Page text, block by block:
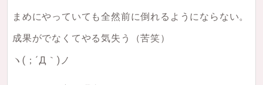
まめにやっていても全然前に倒れるようにならない。
成果がでなくてやる気失う（苦笑）
ヽ(；´Д｀)ノ